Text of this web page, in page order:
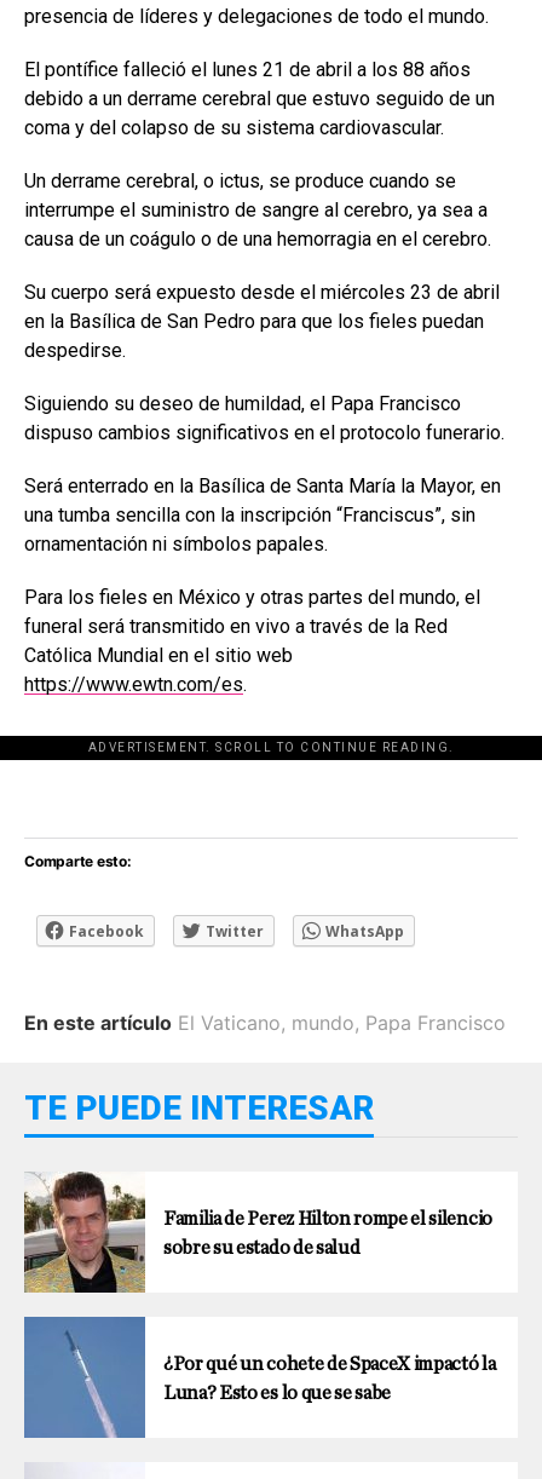
presencia de líderes y delegaciones de todo el mundo.
El pontífice falleció el lunes 21 de abril a los 88 años
debido a un derrame cerebral que estuvo seguido de un
coma y del colapso de su sistema cardiovascular.
Un derrame cerebral, o ictus, se produce cuando se
interrumpe el suministro de sangre al cerebro, ya sea a
causa de un coágulo o de una hemorragia en el cerebro.
Su cuerpo será expuesto desde el miércoles 23 de abril
en la Basílica de San Pedro para que los fieles puedan
despedirse.
Siguiendo su deseo de humildad, el Papa Francisco
dispuso cambios significativos en el protocolo funerario.
Será enterrado en la Basílica de Santa María la Mayor, en
una tumba sencilla con la inscripción “Franciscus”, sin
ornamentación ni símbolos papales.
Para los fieles en México y otras partes del mundo, el
funeral será transmitido en vivo a través de la Red
Católica Mundial en el sitio web
https://www.ewtn.com/es.
ADVERTISEMENT. SCROLL TO CONTINUE READING.
[adsforwp id="243463"]
Comparte esto:
Facebook Twitter WhatsApp
En este artículo El Vaticano, mundo, Papa Francisco
TE PUEDE INTERESAR
Familia de Perez Hilton rompe el silencio
sobre su estado de salud
¿Por qué un cohete de SpaceX impactó la
Luna? Esto es lo que se sabe